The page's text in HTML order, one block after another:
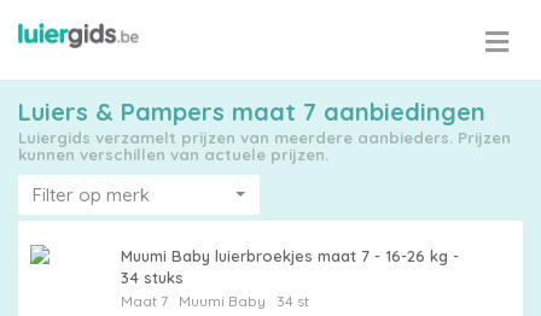
Luiers & Pampers maat 7 aanbiedingen
Luiergids verzamelt prijzen van meerdere aanbieders. Prijzen
kunnen verschillen van actuele prijzen.
Filter op merk
Muumi Baby luierbroekjes maat 7 - 16-26 kg -
34 stuks
Maat 7 Muumi Baby 34 st